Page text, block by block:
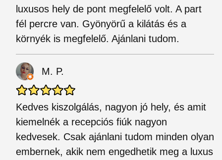
luxusos hely de pont megfelelő volt. A part
fél percre van. Gyönyörű a kilátás és a
környék is megfelelő. Ajánlani tudom.
M. P.
Kedves kiszolgálás, nagyon jó hely, és amit
kiemelnék a recepciós fiúk nagyon
kedvesek. Csak ajánlani tudom minden olyan
embernek, akik nem engedhetik meg a luxus